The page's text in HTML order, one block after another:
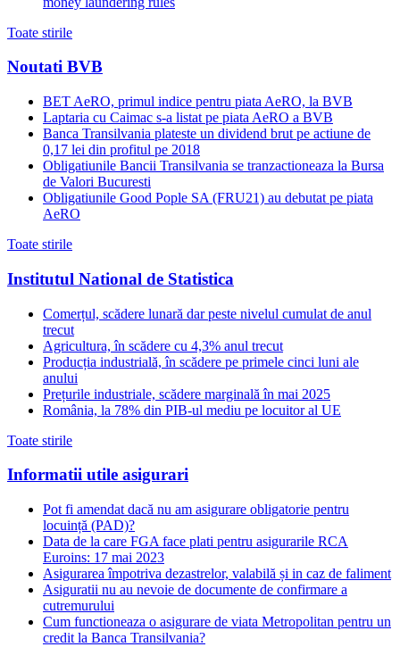
Toate stirile
Noutati BVB
BET AeRO, primul indice pentru piata AeRO, la BVB
Laptaria cu Caimac s-a listat pe piata AeRO a BVB
Banca Transilvania plateste un dividend brut pe actiune de
0,17 lei din profitul pe 2018
Obligatiunile Bancii Transilvania se tranzactioneaza la Bursa
de Valori Bucuresti
Obligatiunile Good Pople SA (FRU21) au debutat pe piata
AeRO
Toate stirile
Institutul National de Statistica
Comerțul, scădere lunară dar peste nivelul cumulat de anul
trecut
Agricultura, în scădere cu 4,3% anul trecut
Producția industrială, în scădere pe primele cinci luni ale
anului
Prețurile industriale, scădere marginală în mai 2025
România, la 78% din PIB-ul mediu pe locuitor al UE
Toate stirile
Informatii utile asigurari
Pot fi amendat dacă nu am asigurare obligatorie pentru
locuință (PAD)?
Data de la care FGA face plati pentru asigurarile RCA
Euroins: 17 mai 2023
Asigurarea împotriva dezastrelor, valabilă și in caz de faliment
Asiguratii nu au nevoie de documente de confirmare a
cutremurului
Cum functioneaza o asigurare de viata Metropolitan pentru un
credit la Banca Transilvania?